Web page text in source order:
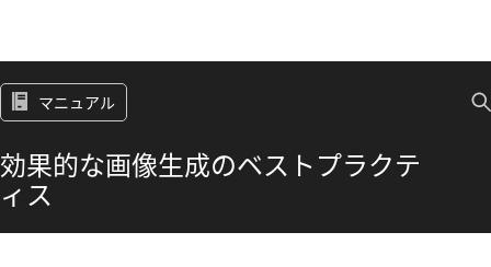
マニュアル
効果的な画像生成のベストプラクテ
ィス